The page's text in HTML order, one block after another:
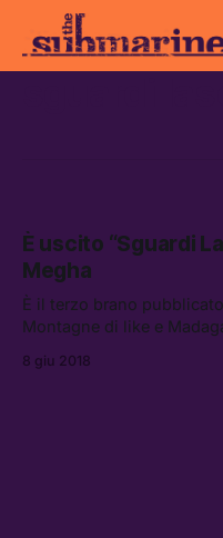
È uscito “Sguardi
Megha
È il terzo brano
Montagne di like e
[…]
8 giu 2018